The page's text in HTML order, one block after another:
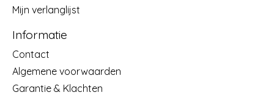
Mijn verlanglijst
Informatie
Contact
Algemene voorwaarden
Garantie & Klachten